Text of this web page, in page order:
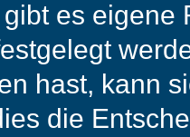
es
hast, kann
die